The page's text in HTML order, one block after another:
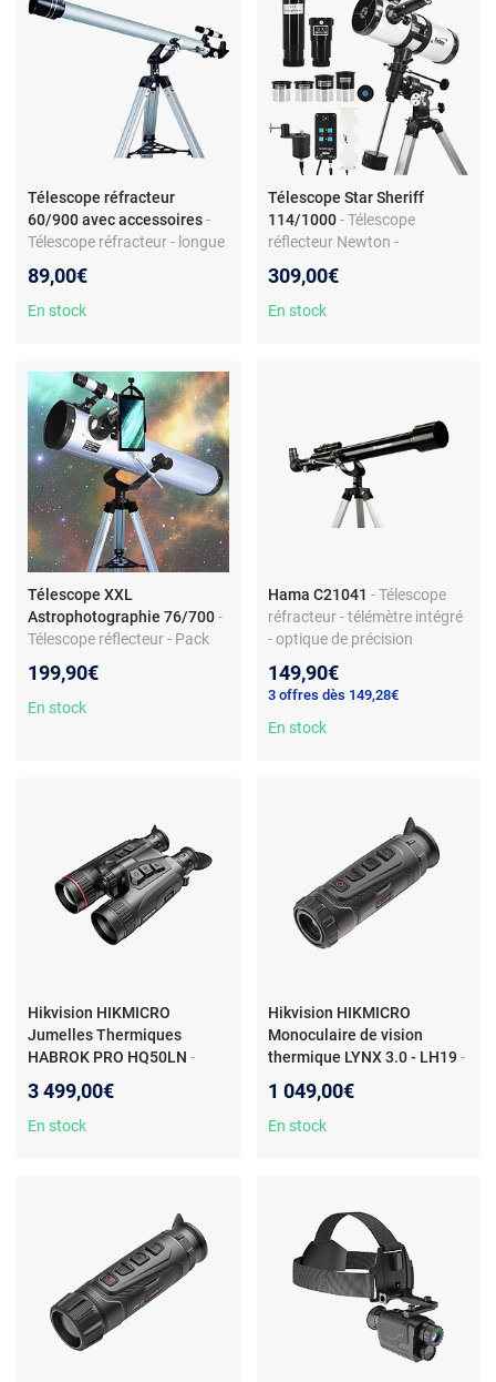
Télescope réfracteur
60/900 avec accessoires-
Télescope réfracteur - longue
accessoires complets
89,00€
En stock
Télescope Star Sheriff
114/1000 - Télescope
réflecteur Newton -
focal f/9
309,00€
En stock
Télescope XXL
Astrophotographie 76/700-
Télescope réflecteur - Pack
Diamètre miroir 76 mm -
Distance focale 700 mm
199,90€
En stock
Hama C21041 - Télescope
réfracteur - télémètre intégré
- optique de précision
149,90€
3 offres dès 149,28€
En stock
Hikvision HIKMICRO
Jumelles Thermiques
HABROK PRO HQ50LN -
Thermiques HABROK PRO
HQ50LN6974004646271
3 499,00€
En stock
Hikvision HIKMICRO
Monoculaire de vision
thermique LYNX 3.0 - LH19 -
vision thermique LYNX 3.0 -
LH196974004648701
1 049,00€
En stock